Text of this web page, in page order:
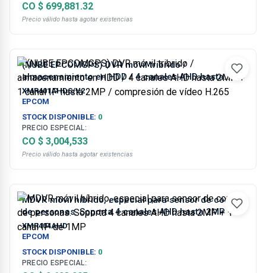
CO $ 699,881.32
Precio válido hasta agotar existencias
(NUBE EPCOMGPS) DVR móvil tribrido /
almacenamiento en HDD / 4 canales AHD hasta
2MP + 1 canal IP hasta 2MP / compresión de vídeo
H.265
XMR401AHDS/V2
EPCOM
STOCK DISPONIBLE: 0
PRECIO ESPECIAL:
CO $ 3,004,533
Precio válido hasta agotar existencias
MDVR móvil híbrido, especial para sensor de conteo
de personas. Soporta 4 canales AHD hasta 2MP + 1
canal IP de 1MP
XMR404AHD
EPCOM
STOCK DISPONIBLE: 0
PRECIO ESPECIAL: